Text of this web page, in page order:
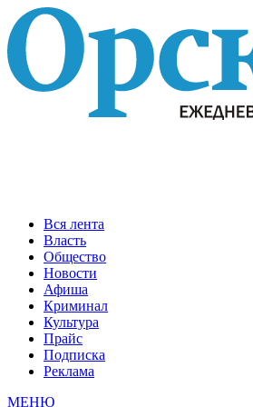
Вся лента
Власть
Общество
Новости
Афиша
Криминал
Культура
Прайс
Подписка
Реклама
МЕНЮ